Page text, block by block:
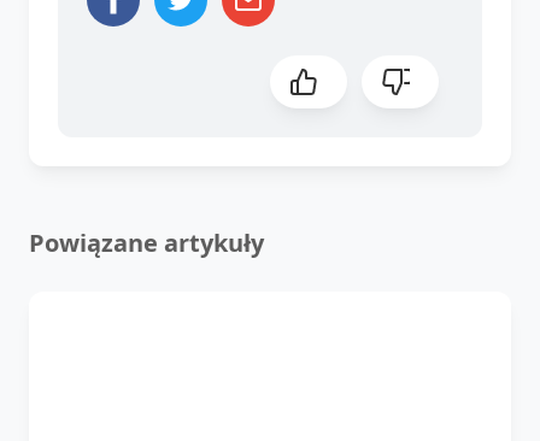
Powiązane artykuły